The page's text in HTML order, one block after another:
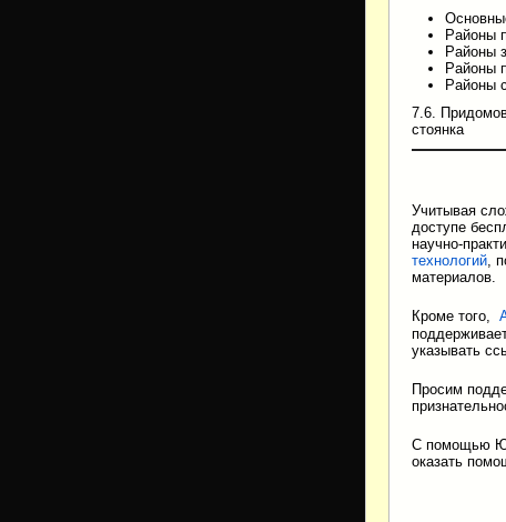
Районы
Районы
Районы
Районы
7.6.
стоянка
Учитывая
доступе
научно-
технологий,
материалов.
Кроме того,
указывать
Просим
С помощью
оказать